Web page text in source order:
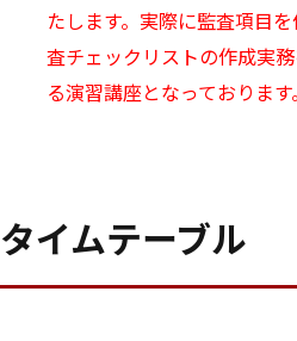
たします。実際に監査項目
査チェックリストの作成実
る演習講座となっております。
タイムテーブル